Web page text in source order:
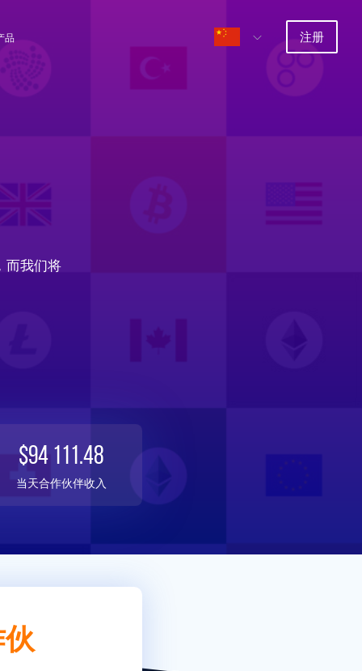
品 注册
而我们将
$94 111.48
当天合作伙伴收入